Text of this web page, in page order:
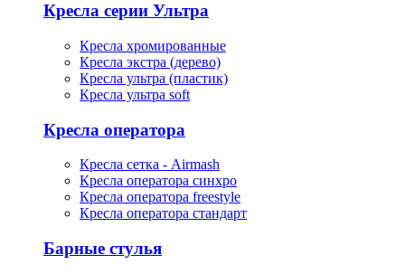
Кресла серии Ультра
Кресла хромированные
Кресла экстра (дерево)
Кресла ультра (пластик)
Кресла ультра soft
Кресла оператора
Кресла сетка - Airmash
Кресла оператора синхро
Кресла оператора freestyle
Кресла оператора стандарт
Барные стулья